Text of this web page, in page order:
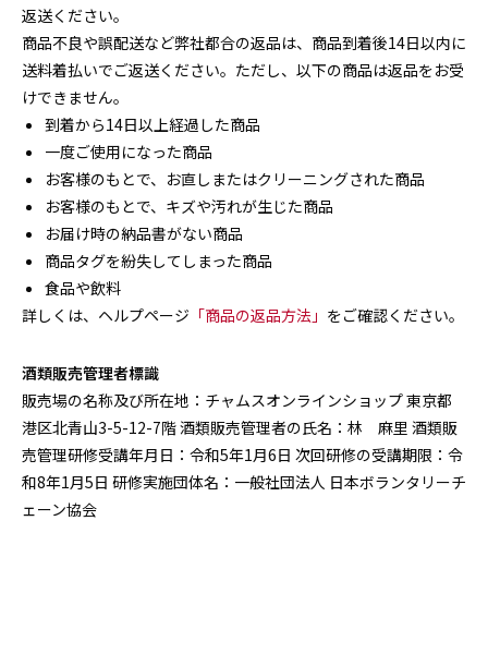
返送ください。
商品不良や誤配送など弊社都合の返品は、商品到着後14日以内に
送料着払いでご返送ください。ただし、以下の商品は返品をお受
けできません。
到着から14日以上経過した商品
一度ご使用になった商品
お客様のもとで、お直しまたはクリーニングされた商品
お客様のもとで、キズや汚れが生じた商品
お届け時の納品書がない商品
商品タグを紛失してしまった商品
食品や飲料
詳しくは、ヘルプページ 「商品の返品方法」 をご確認ください。
酒類販売管理者標識
販売場の名称及び所在地：チャムスオンラインショップ 東京都
港区北青山3-5-12-7階 酒類販売管理者の氏名：林 麻里 酒類販
売管理研修受講年月日：令和5年1月6日 次回研修の受講期限：令
和8年1月5日 研修実施団体名：一般社団法人 日本ボランタリーチ
ェーン協会